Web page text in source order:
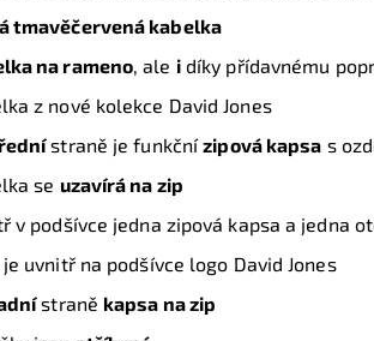
tmavěčervená kabelka
na rameno, ale idíky přídavnému
z nové kolekce David Jones
straně je funkčnízipová kapsa s
se uzavírá na zip
v podšívce jedna zipová kapsa a jedna
uvnitř na podšívce logo David Jones
straně kapsa na zip